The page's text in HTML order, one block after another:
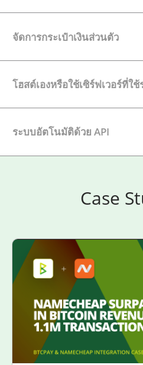
จัดการกระเป๋าเงินส่วนตัว
โฮสต์เองหรือใช้เซิร์ฟเวอร์ที่ใ
ระบบอัตโนมัติด้วย API
Case